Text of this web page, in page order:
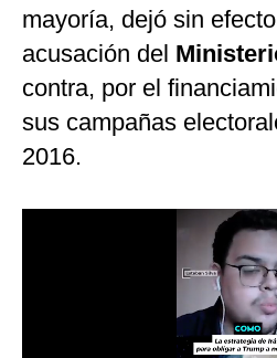
Tecnología
Club del Suscriptor
G de Gestión
mayoría, dejó sin
acusación del
contra, por el
sus campañas
2016.